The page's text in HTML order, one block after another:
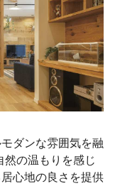
ダンな雰囲気を融
の温もりを感じ
心地の良さを提供